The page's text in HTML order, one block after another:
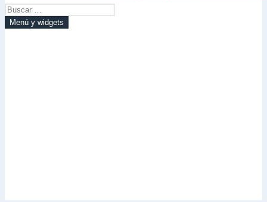
Buscar:
Menú y widgets